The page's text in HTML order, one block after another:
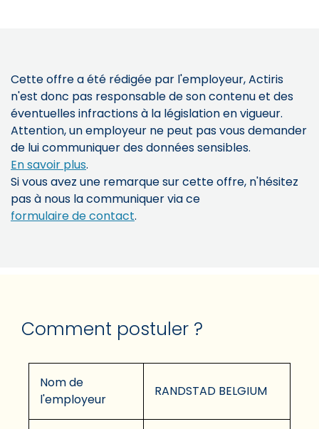
Cette offre a été rédigée par l'employeur, Actiris
n'est donc pas responsable de son contenu et des
éventuelles infractions à la législation en vigueur.
Attention, un employeur ne peut pas vous demander
de lui communiquer des données sensibles.
En savoir plus.
Si vous avez une remarque sur cette offre, n'hésitez
pas à nous la communiquer via ce
formulaire de contact.
Comment postuler ?
Nom de
l'employeur
RANDSTAD BELGIUM